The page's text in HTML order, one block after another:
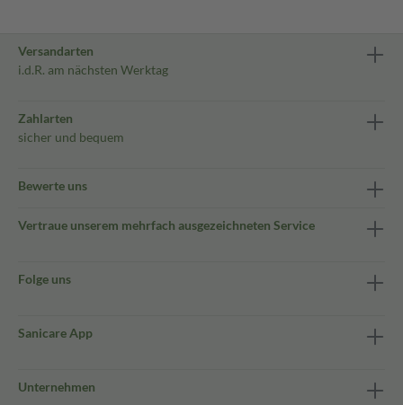
Versandarten
i.d.R. am nächsten Werktag
Zahlarten
sicher und bequem
Bewerte uns
Vertraue unserem mehrfach ausgezeichneten Service
Folge uns
Sanicare App
Unternehmen